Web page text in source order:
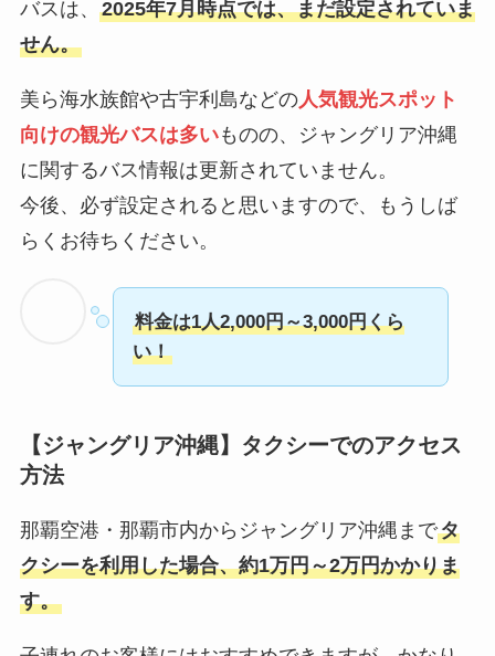
バスは、 2025年7月時点では、まだ設定されていま
せん。
美ら海水族館や古宇利島などの人気観光スポット
向けの観光バスは多いものの、ジャングリア沖縄
に関するバス情報は更新されていません。
今後、必ず設定されると思いますので、もうしば
らくお待ちください。
料金は1人2,000円～3,000円くら
い！
【ジャングリア沖縄】タクシーでのアクセス
方法
那覇空港・那覇市内からジャングリア沖縄までタ
クシーを利用した場合、約1万円～2万円かかりま
す。